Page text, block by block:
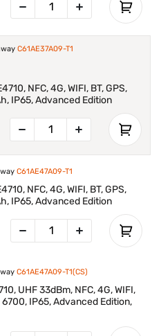
C61AE37A09-T1
NFC, 4G, WIFI, BT, GPS,
IP65, Advanced Edition
C61AE47A09-T1
NFC, 4G, WIFI, BT, GPS,
IP65, Advanced Edition
C61AE47A09-T1(CS)
UHF 33dBm, NFC, 4G, WIFI,
6700, IP65, Advanced Edition,